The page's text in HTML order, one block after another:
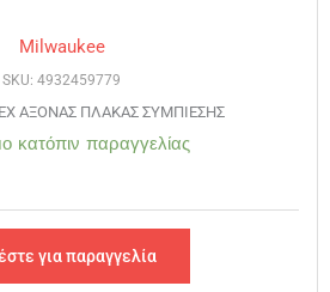
Milwaukee
SKU: 4932459779
ΑΞΟΝΑΣ ΠΛΑΚΑΣ ΣΥΜΠΙΕΣΗΣ
κατόπιν παραγγελίας
για παραγγελία